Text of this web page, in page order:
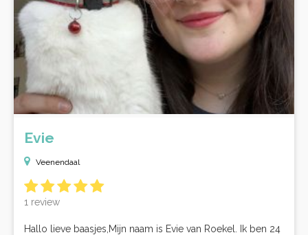
Evie
Veenendaal
1 review
Hallo lieve baasjes,Mijn naam is Evie van Roekel. Ik ben 24